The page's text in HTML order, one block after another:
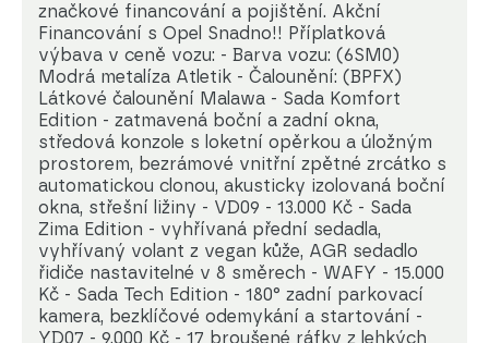
značkové financování a pojištění. Akční
Financování s Opel Snadno!! Příplatková
výbava v ceně vozu: - Barva vozu: (6SM0)
Modrá metalíza Atletik - Čalounění: (BPFX)
Látkové čalounění Malawa - Sada Komfort
Edition - zatmavená boční a zadní okna,
středová konzole s loketní opěrkou a úložným
prostorem, bezrámové vnitřní zpětné zrcátko s
automatickou clonou, akusticky izolovaná boční
okna, střešní ližiny - VD09 - 13.000 Kč - Sada
Zima Edition - vyhřívaná přední sedadla,
vyhřívaný volant z vegan kůže, AGR sedadlo
řidiče nastavitelné v 8 směrech - WAFY - 15.000
Kč - Sada Tech Edition - 180° zadní parkovací
kamera, bezklíčové odemykání a startování -
YD07 - 9.000 Kč - 17 broušené ráfky z lehkých